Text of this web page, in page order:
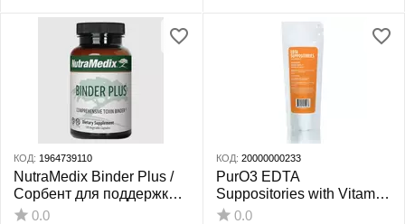
КОД: 1964739110
NutraMedix Binder Plus /
Сорбент для поддержки
детоксикации и
0.0
КОД: 20000000233
PurO3 EDTA
Suppositories with Vitamin
C / Супозиторії EDTA з
0.0